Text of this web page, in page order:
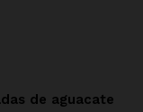
de aguacate